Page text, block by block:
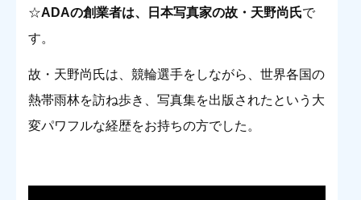
☆ADAの創業者は、日本写真家の故・天野尚氏で
す。
故・天野尚氏は、競輪選手をしながら、世界各国の
熱帯雨林を訪ね歩き、写真集を出版されたという大
変パワフルな経歴をお持ちの方でした。